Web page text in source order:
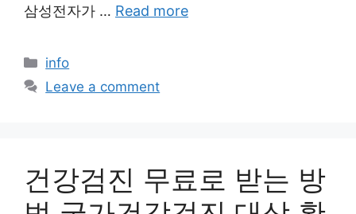
삼성전자가 … Read more
Categories
info
Leave a comment
건강검진 무료로 받는 방